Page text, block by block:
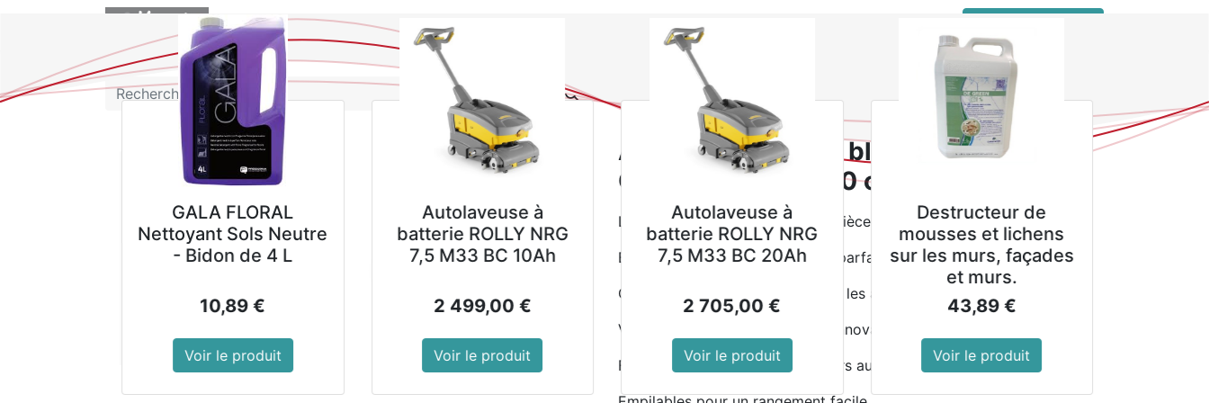
BOUTIQUE NOUVEAUTES
Tous les produits
Assiettes creuses blanc Murano Olympia Canvas 20 cm (Lot de 6)
Assiettes creuses blanc Murano
Olympia Canvas 20 cm (Lot de 6)
L'aspect mat procure à chaque pièce des reflets uniques
Bord non émaillé pour encadrer parfaitement votre plat
Couleurs vives mettant en valeur les aliments
Vaisselle design pour des plats innovants
Fabriquée par des artisans potiers au coeur du Royaume-Uni
GALA FLORAL
Nettoyant Sols Neutre
- Bidon de 4 L
10,89€
Voir le produit
Autolaveuse à
batterie ROLLY NRG
7,5 M33 BC 10Ah
2 499,00€
Voir le produit
Autolaveuse à
batterie ROLLY NRG
7,5 M33 BC 20Ah
2 705,00€
Voir le produit
Destructeur de
mousses et lichens
sur les murs, façades
et murs.
43,89€
Voir le produit